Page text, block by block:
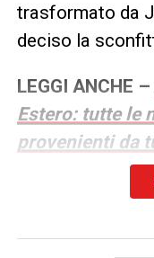
trasformato da
deciso la
LEGGI ANCHE –
Estero: tutte le
provenienti da
LA PLAYLIST